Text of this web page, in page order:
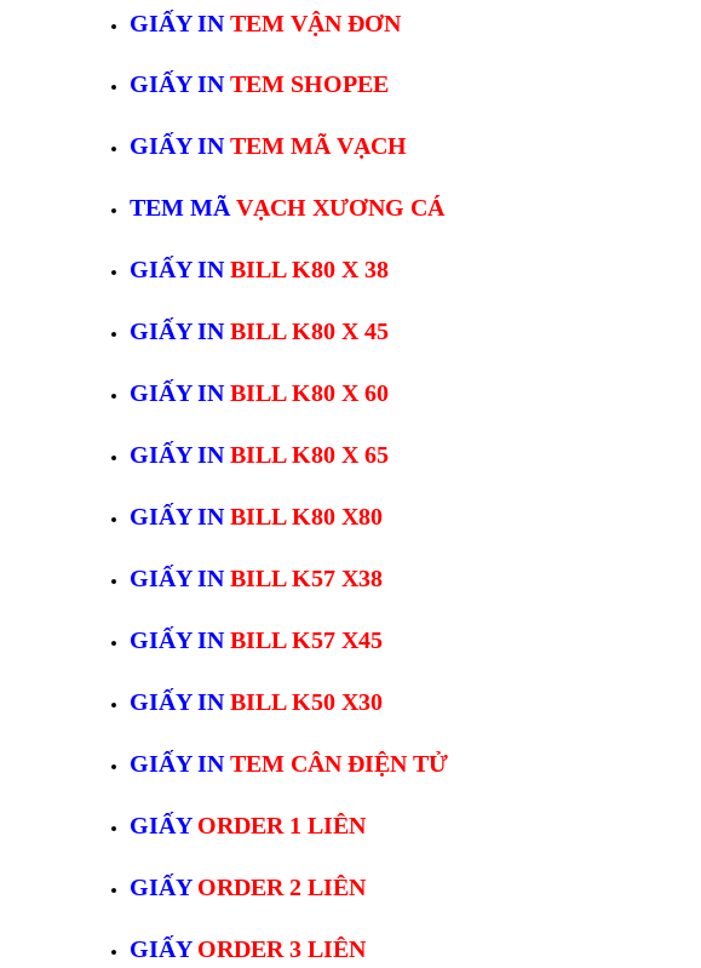
GIẤY INTEM VẬN ĐƠN
GIẤY INTEM SHOPEE
GIẤY INTEM MÃ VẠCH
TEM MÃ VẠCH XƯƠNG CÁ
GIẤY INBILL K80 X 38
GIẤY INBILL K80 X 45
GIẤY INBILL K80 X 60
GIẤY INBILL K80 X 65
GIẤY INBILL K80 X80
GIẤY INBILL K57 X38
GIẤY INBILL K57 X45
GIẤY INBILL K50 X30
GIẤY INTEM CÂN ĐIỆN TỬ
GIẤY ORDER 1 LIÊN
GIẤY ORDER 2 LIÊN
GIẤYORDER 3 LIÊN